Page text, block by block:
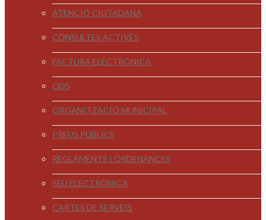
ATENCIÓ CIUTADANA
CONSULTES ACTIVES
FACTURA ELECTRÒNICA
ODS
ORGANITZACIÓ MUNICIPAL
PREUS PÚBLICS
REGLAMENTS I ORDENANCES
SEU ELECTRÒNICA
CARTES DE SERVEIS